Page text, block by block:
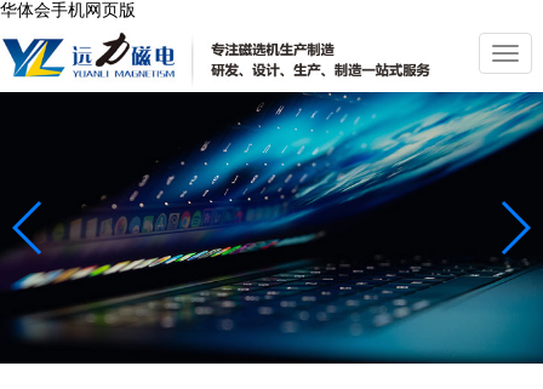
华体会手机网页版
切
换
导
航